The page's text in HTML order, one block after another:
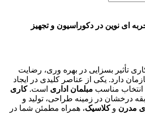
ای نوین در دکوراسیون و تجهیز
تأثیر بسزایی در بهره وری، رضایت
دارد. یکی از عناصر کلیدی در ایجاد
انتخاب مناسب مبلمان اداری است.کاری
سال سابقه درخشان در زمینه طراحی، تولید و
مدرن وکلاسیک، همراه مطمئن شما در